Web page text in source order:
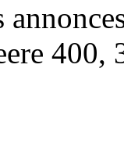
400,